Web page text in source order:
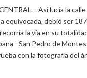
- Así lucía la
equivocada, debió ser
la vía en su
- San Pedro de
con la fotografía del